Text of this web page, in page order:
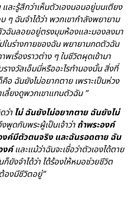
และรู้สึกว่าเห็นตัวเองนอนอยู่บนเตียง
ๆ ฉันจำได้ว่า พวกเขากำลังพยายาม
ฉันลอยอยู่ตรงมุมห้องและมองลงมา
ปในร่างกายของฉัน พยายามกดตัวฉัน
พเรื่องราวต่าง ๆ ในชีวิตผุดเข้ามา
รางวัลเอ็มมี่หรืออะไรทำนองนั้น สิ่งที่
ฉันยังไม่อยากตาย เพราะเป็นห่วง
ลี้ยงดูพวกเขาแทนตัวฉัน”
ว่าไม่ ฉันยังไม่อยากตาย ฉันยังไม่
พูดกับพระผู้เป็นเจ้าว่าถ้าพระองค์
งค์มีตัวตนจริง และฉันรอดตาย ฉัน
งค์และแม้ว่าฉันจะเชื่อว่าตัวเองได้ตาย
ยังจำได้ว่า ได้ร้องให้หมอช่วยชีวิต
องมีชีวิตอยู่”